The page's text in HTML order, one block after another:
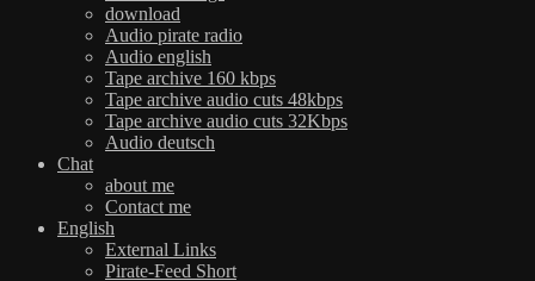
download
Audio pirate radio
Audio english
Tape archive 160 kbps
Tape archive audio cuts 48kbps
Tape archive audio cuts 32Kbps
Audio deutsch
Chat
about me
Contact me
English
External Links
Pirate-Feed Short